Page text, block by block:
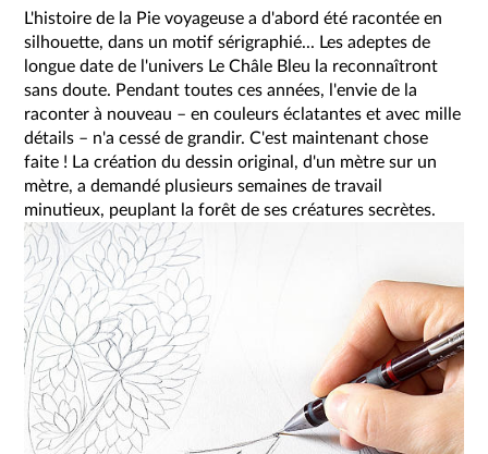
L'histoire de la Pie voyageuse a d'abord été racontée en
silhouette, dans un motif sérigraphié... Les adeptes de
longue date de l'univers Le Châle Bleu la reconnaîtront
sans doute. Pendant toutes ces années, l'envie de la
raconter à nouveau – en couleurs éclatantes et avec mille
détails – n'a cessé de grandir. C'est maintenant chose
faite ! La création du dessin original, d'un mètre sur un
mètre, a demandé plusieurs semaines de travail
minutieux, peuplant la forêt de ses créatures secrètes.